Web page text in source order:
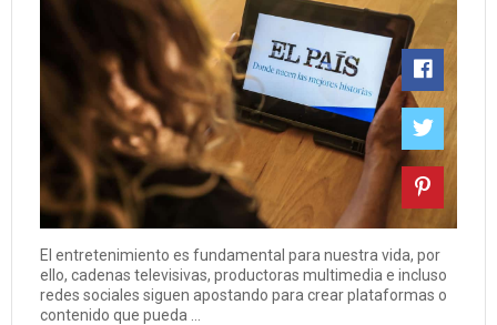
El entretenimiento es fundamental para nuestra vida, por
ello, cadenas televisivas, productoras multimedia e incluso
redes sociales siguen apostando para crear plataformas o
contenido que pueda ...